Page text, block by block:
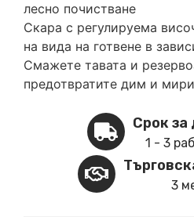
лесно почистване
Скара с регулируема
на вида на готвене в
Смажете тавата и
предотвратите дим и
Срок за
1 - 3
3